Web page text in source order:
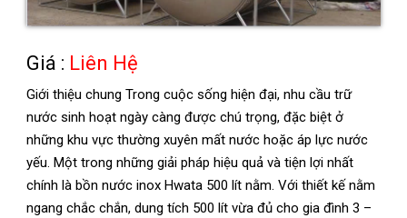
Giá : Liên Hệ
Giới thiệu chung Trong cuộc sống hiện đại, nhu cầu trữ
nước sinh hoạt ngày càng được chú trọng, đặc biệt ở
những khu vực thường xuyên mất nước hoặc áp lực nước
yếu. Một trong những giải pháp hiệu quả và tiện lợi nhất
chính là bồn nước inox Hwata 500 lít nằm. Với thiết kế nằm
ngang chắc chắn, dung tích 500 lít vừa đủ cho gia đình 3 –